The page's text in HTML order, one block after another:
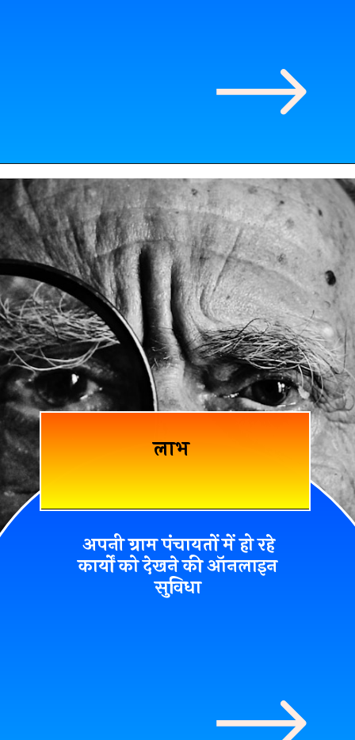
लाभ
अपनी ग्राम पंचायतों में हो रहे
कार्यों को देखने की ऑनलाइन
सुविधा